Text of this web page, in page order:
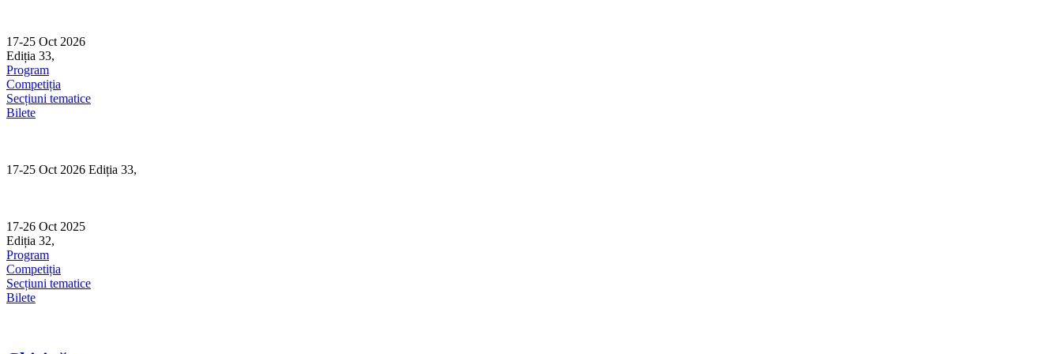
content
17-25 Oct 2026
Ediția 33,
Program
Competiția
Secțiuni tematice
Bilete
17-25 Oct 2026 Ediția 33,
17-26 Oct 2025
Ediția 32,
Program
Competiția
Secțiuni tematice
Bilete